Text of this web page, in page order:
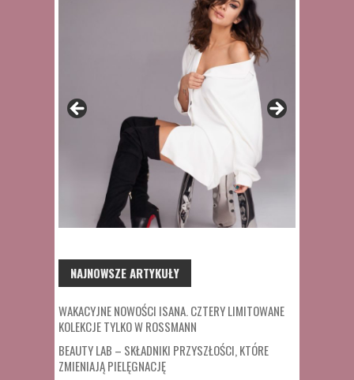
NAJNOWSZE ARTYKUŁY
WAKACYJNE NOWOŚCI ISANA. CZTERY LIMITOWANE
KOLEKCJE TYLKO W ROSSMANN
BEAUTY LAB – SKŁADNIKI PRZYSZŁOŚCI, KTÓRE
ZMIENIAJĄ PIELĘGNACJĘ